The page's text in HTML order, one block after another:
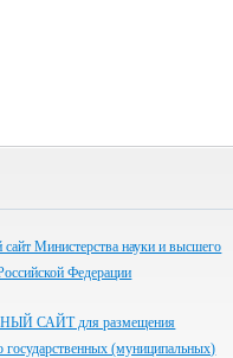
Министерства науки и высшего
Федерации
САЙТ для размещения
(муниципальных)